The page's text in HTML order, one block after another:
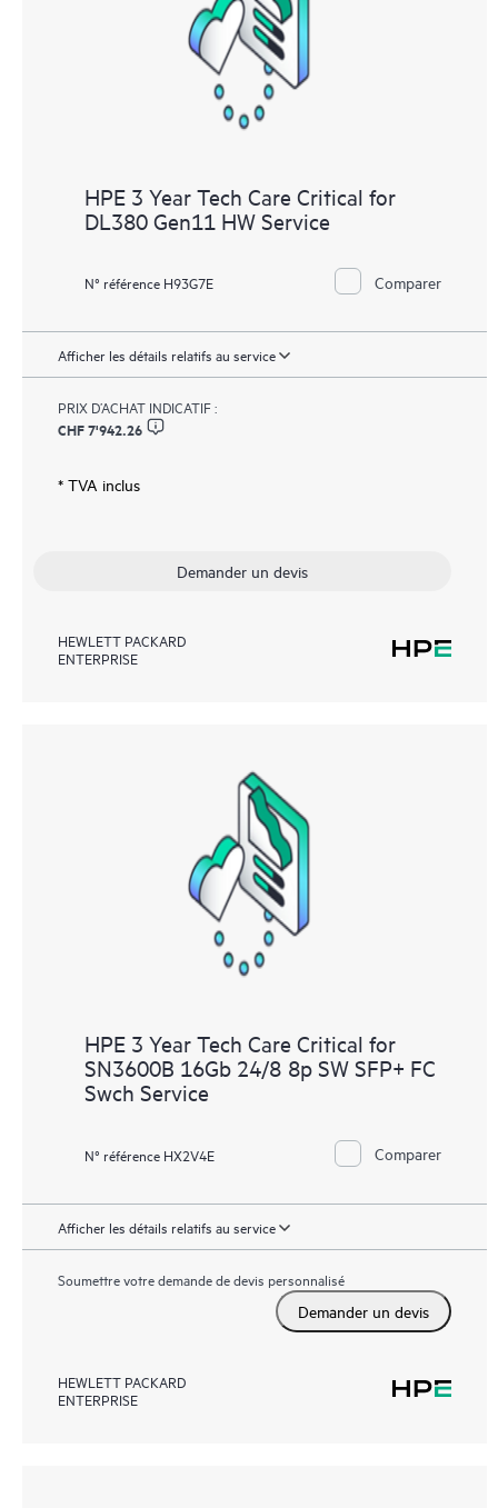
HPE 3 Year Tech Care Critical for
DL380 Gen11 HW Service
N° référence H93G7E Comparer
Afficher les détails relatifs au service
PRIX D’ACHAT INDICATIF :
CHF 7'942.26
* TVA inclus
Demander un devis
HEWLETT PACKARD
ENTERPRISE
HPE 3 Year Tech Care Critical for
SN3600B 16Gb 24/8 8p SW SFP+ FC
Swch Service
N° référence HX2V4E Comparer
Afficher les détails relatifs au service
Soumettre votre demande de devis personnalisé
Demander un devis
HEWLETT PACKARD
ENTERPRISE